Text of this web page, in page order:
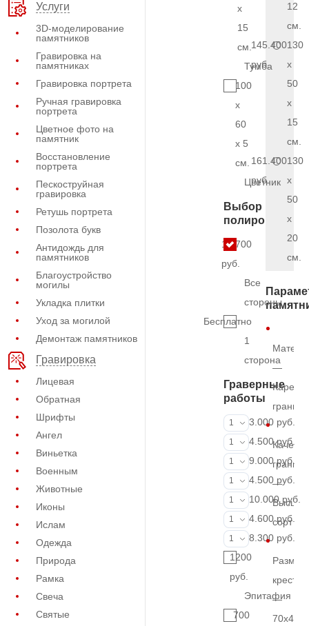
Услуги
3D-моделирование
памятников
Гравировка на
памятниках
Гравировка портрета
Ручная гравировка
портрета
Цветное фото на
памятник
Восстановление
портрета
Пескоструйная
гравировка
Ретушь портрета
Позолота букв
Антидождь для
памятников
Благоустройство
могилы
Укладка плитки
Уход за могилой
Демонтаж памятников
Гравировка
Лицевая
Обратная
Шрифты
Ангел
Виньетка
Военным
Животные
Иконы
Ислам
Одежда
Природа
Рамка
Свеча
Святые
x
15
см.
Тумба
100
x
60
x 5
см.
Цветник
Выбор
полировки
12.700
руб.
Все
стороны
Бесплатно
1
сторона
Граверные
работы
ФИО и даты
1
3.000 руб.
ФИО и даты
1
4.500 руб.
ФИО и даты
1
9.000 руб.
Портрет
1
4.500 руб.
Портрет
1
10.000 руб.
Фотокерамика
1
4.600 руб.
Фото на
1
8.300 руб.
1200
руб.
Эпитафия
700
12
см.
145.400
руб.
130
x
50
x
15
см.
161.400
руб.
130
x
50
x
20
см.
—
гранит
гранита
—
Высший
сорт
Размер
креста
—
70х40х5